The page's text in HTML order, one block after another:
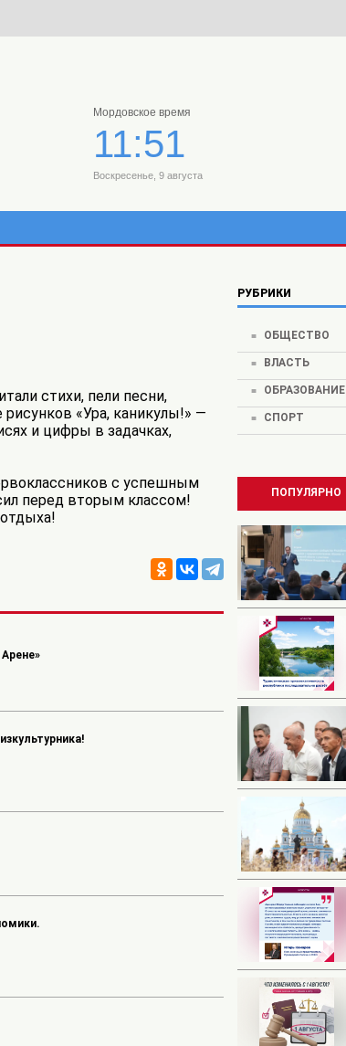
Мордовское время
11:51
Воскресенье, 9 августа
стихи, пели песни,
«Ура, каникулы!» —
и цифры в задачках,
с успешным
перед вторым классом!
РУБРИКИ
ОБЩЕСТВО
ВЛАСТЬ
ОБРАЗОВАНИЕ
СПОРТ
ПОПУЛЯРНО